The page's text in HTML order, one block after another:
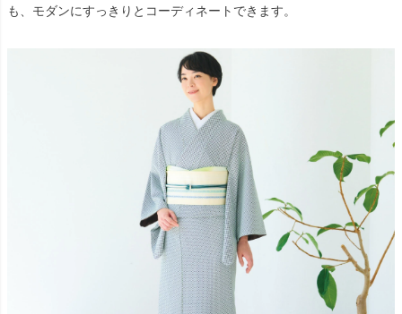
も、モダンにすっきりとコーディネートできます。